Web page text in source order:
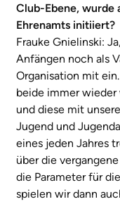
Club-Ebene, wurde
Ehrenamts initiiert?
Frauke Gnielinski:
Anfängen noch als
Organisation mit
beide immer
und diese mit
Jugend und
eines jeden Jahres
über die
die Parameter für
spielen wir dann